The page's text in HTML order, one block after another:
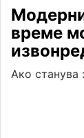
време
Ако